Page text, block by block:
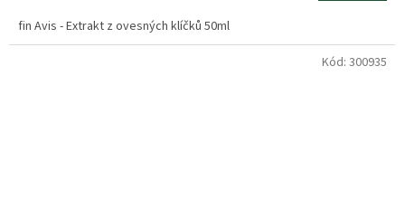
fin Avis - Extrakt z ovesných klíčků 50ml
Kód: 300935